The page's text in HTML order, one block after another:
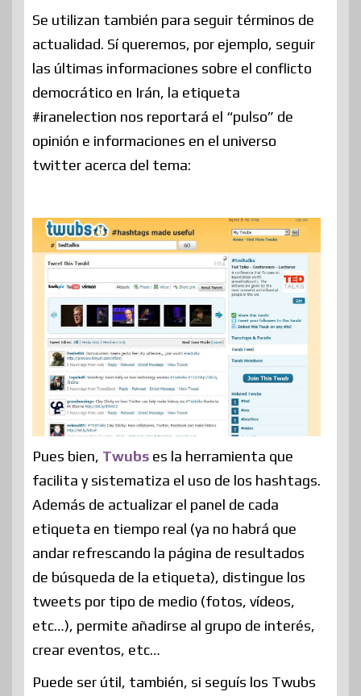
Se utilizan también para seguir términos de
actualidad. Sí queremos, por ejemplo, seguir
las últimas informaciones sobre el conflicto
democrático en Irán, la etiqueta
#iranelection nos reportará el “pulso” de
opinión e informaciones en el universo
twitter acerca del tema:
Pues bien, Twubs es la herramienta que
facilita y sistematiza el uso de los hashtags.
Además de actualizar el panel de cada
etiqueta en tiempo real (ya no habrá que
andar refrescando la página de resultados
de búsqueda de la etiqueta), distingue los
tweets por tipo de medio (fotos, vídeos,
etc…), permite añadirse al grupo de interés,
crear eventos, etc…
Puede ser útil, también, si seguís los Twubs